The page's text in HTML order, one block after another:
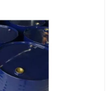
上门回收废清洗剂